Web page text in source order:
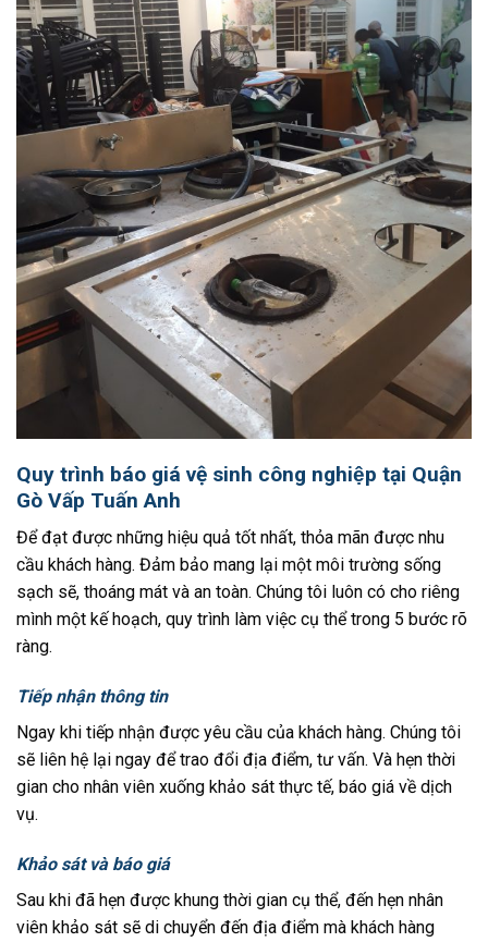
Quy trình báo giá vệ sinh công nghiệp tại Quận
Gò Vấp Tuấn Anh
Để đạt được những hiệu quả tốt nhất, thỏa mãn được nhu
cầu khách hàng. Đảm bảo mang lại một môi trường sống
sạch sẽ, thoáng mát và an toàn. Chúng tôi luôn có cho riêng
mình một kế hoạch, quy trình làm việc cụ thể trong 5 bước rõ
ràng.
Tiếp nhận thông tin
Ngay khi tiếp nhận được yêu cầu của khách hàng. Chúng tôi
sẽ liên hệ lại ngay để trao đổi địa điểm, tư vấn. Và hẹn thời
gian cho nhân viên xuống khảo sát thực tế, báo giá về dịch
vụ.
Khảo sát và báo giá
Sau khi đã hẹn được khung thời gian cụ thể, đến hẹn nhân
viên khảo sát sẽ di chuyển đến địa điểm mà khách hàng